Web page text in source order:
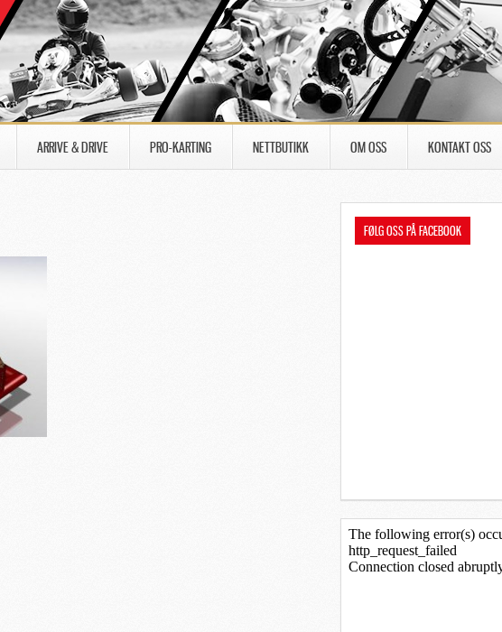
ARRIVE & DRIVE PRO-KARTING NETTBUTIKK OM OSS KONTAKT OSS
FØLG OSS PÅ FACEBOOK